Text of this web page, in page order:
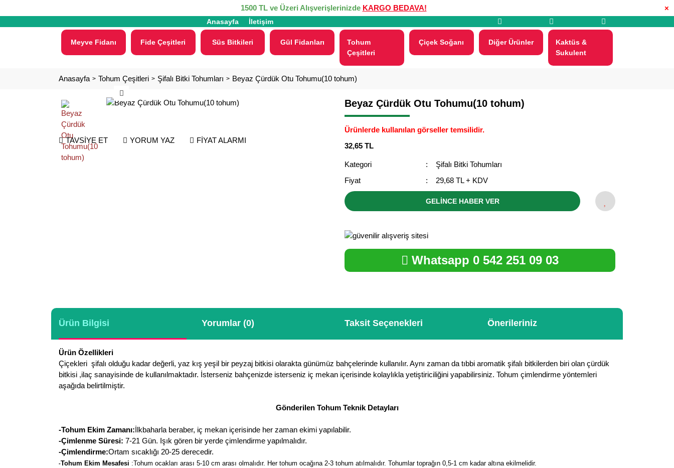
×
1500 TL ve Üzeri Alışverişlerinizde KARGO BEDAVA!
Anasayfa İletişim
Meyve Fidanı Fide Çeşitleri Süs Bitkileri Gül Fidanları
Tohum
Çeşitleri
Çiçek Soğanı Diğer Ürünler
Kaktüs &
Sukulent
Anasayfa Tohum Çeşitleri Şifalı Bitki Tohumları Beyaz Çürdük Otu Tohumu(10 tohum)
TAVSİYE ET YORUM YAZ FİYAT ALARMI
Beyaz Çürdük Otu Tohumu(10 tohum)
Ürünlerde kullanılan görseller temsilidir.
32,65 TL
Kategori
Şifalı Bitki Tohumları
Fiyat
29,68 TL + KDV
GELİNCE HABER VER
Whatsapp 0 542 251 09 03
Ürün Bilgisi Yorumlar (0) Taksit Seçenekleri Önerileriniz
Ürün Özellikleri
Çiçekleri şifalı olduğu kadar değerli, yaz kış yeşil bir peyzaj bitkisi olarakta günümüz bahçelerinde kullanılır. Aynı zaman da tıbbi aromatik şifalı bitkilerden biri olan çürdük
bitkisi ,ilaç sanayisinde de kullanılmaktadır. İsterseniz bahçenizde isterseniz iç mekan içerisinde kolaylıkla yetiştiriciliğini yapabilirsiniz. Tohum çimlendirme yöntemleri
aşağıda belirtilmiştir.
Gönderilen Tohum Teknik Detayları
-Tohum Ekim Zamanı:İlkbaharla beraber, iç mekan içerisinde her zaman ekimi yapılabilir.
-Çimlenme Süresi: 7-21 Gün. Işık gören bir yerde çimlendirme yapılmalıdır.
-Çimlendirme:Ortam sıcaklığı 20-25 derecedir.
-Tohum Ekim Mesafesi :Tohum ocakları arası 5-10 cm arası olmalıdır. Her tohum ocağına 2-3 tohum atılmalıdır. Tohumlar toprağın 0,5-1 cm kadar altına ekilmelidir.